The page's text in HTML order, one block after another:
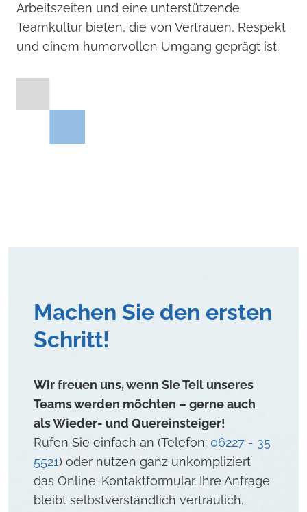
Arbeitszeiten und eine unterstützende
Teamkultur bieten, die von Vertrauen, Respekt
und einem humorvollen Umgang geprägt ist.
Machen Sie den ersten
Schritt!
Wir freuen uns, wenn Sie Teil unseres
Teams werden möchten – gerne auch
als Wieder- und Quereinsteiger!
Rufen Sie einfach an (Telefon: 06227 - 35
5521) oder nutzen ganz unkompliziert
das Online-Kontaktformular. Ihre Anfrage
bleibt selbstverständlich vertraulich.